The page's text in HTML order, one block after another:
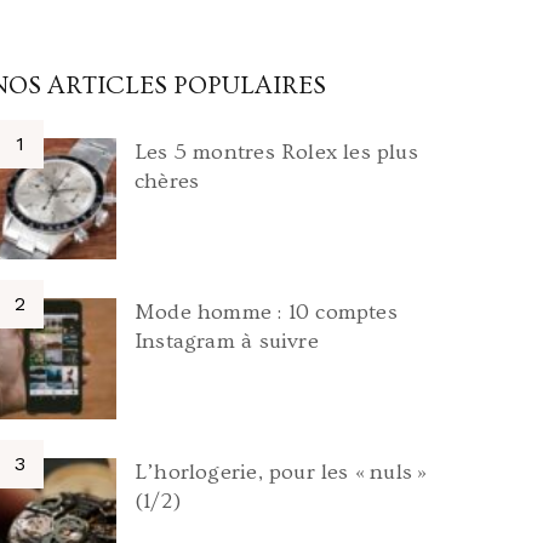
ARTICLES POPULAIRES
Les 5 montres Rolex les plus
chères
Mode homme : 10 comptes
Instagram à suivre
L’horlogerie, pour les « nuls »
(1/2)